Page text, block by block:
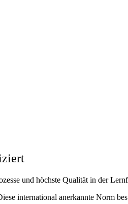
und höchste Qualität in der
international anerkannte Norm